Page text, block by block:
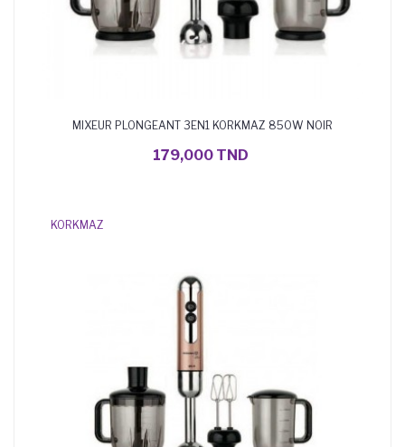
MIXEUR PLONGEANT 3EN1 KORKMAZ 850W NOIR
179,000 TND
KORKMAZ